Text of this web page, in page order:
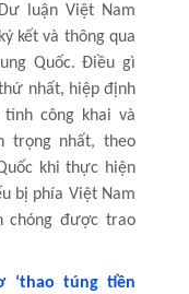
luận Việt Nam
kết và thông qua
Quốc. Điều gì
nhất, hiệp định
công khai và
trọng nhất, theo
khi thực hiện
bị phía Việt Nam
chóng được trao
‘thao túng tiền